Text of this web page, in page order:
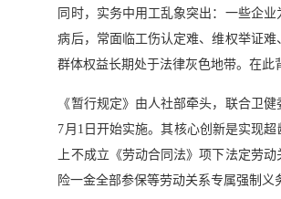
同时，实务中用工乱象突出：一些企
病后，常面临工伤认定难、维权举证
群体权益长期处于法律灰色地带。在
《暂行规定》由人社部牵头，联合卫
7月1日开始实施。其核心创新是实现
上不成立《劳动合同法》项下法定劳
险一金全部参保等劳动关系专属强制义